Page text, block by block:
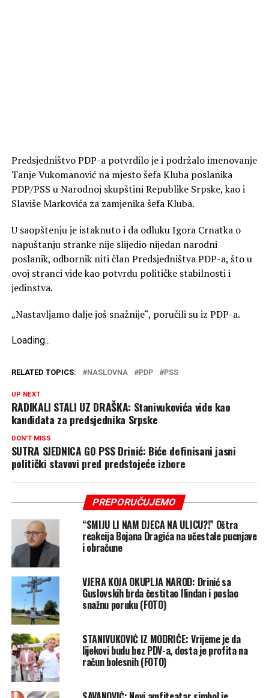
Predsjedništvo PDP-a potvrdilo je i podržalo imenovanje
Tanje Vukomanović na mjesto šefa Kluba poslanika
PDP/PSS u Narodnoj skupštini Republike Srpske, kao i
Slaviše Markovića za zamjenika šefa Kluba.
U saopštenju je istaknuto i da odluku Igora Crnatka o
napuštanju stranke nije slijedio nijedan narodni
poslanik, odbornik niti član Predsjedništva PDP-a, što u
ovoj stranci vide kao potvrdu političke stabilnosti i
jedinstva.
„Nastavljamo dalje još snažnije“, poručili su iz PDP-a.
Loading..
RELATED TOPICS: NASLOVNA PDP PSS
UP NEXT
RADIKALI STALI UZ DRAŠKA: Stanivukovića vide kao
kandidata za predsjednika Srpske
DON'T MISS
SUTRA SJEDNICA GO PSS Drinić: Biće definisani jasni
politički stavovi pred predstojeće izbore
PREPORUČUJEMO
“SMIJU LI NAM DJECA NA ULICU?!” Oštra
reakcija Bojana Dragića na učestale pucnjave
i obračune
VJERA KOJA OKUPLJA NAROD: Drinić sa
Guslovskih brda čestitao Ilindan i poslao
snažnu poruku (FOTO)
STANIVUKOVIĆ IZ MODRIČE: Vrijeme je da
lijekovi budu bez PDV-a, dosta je profita na
račun bolesnih (FOTO)